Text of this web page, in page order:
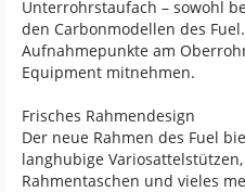
Unterrohrstaufach – sowohl
den Carbonmodellen des
Aufnahmepunkte am
Equipment mitnehmen.
Frisches Rahmendesign
Der neue Rahmen des Fuel
langhubige
Rahmentaschen und vieles